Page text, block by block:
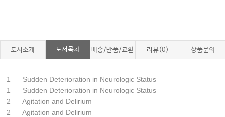
도서소개 도서목차 배송/반품/교환 리뷰(0) 상품문의
1 Sudden Deterioration in Neurologic Status
1 Sudden Deterioration in Neurologic Status
2 Agitation and Delirium
2 Agitation and Delirium